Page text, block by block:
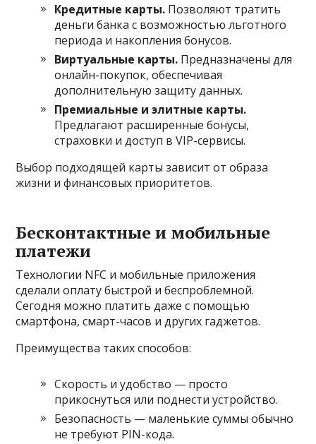
Кредитные карты. Позволяют тратить
деньги банка с возможностью льготного
периода и накопления бонусов.
Виртуальные карты. Предназначены для
онлайн-покупок, обеспечивая
дополнительную защиту данных.
Премиальные и элитные карты.
Предлагают расширенные бонусы,
страховки и доступ в VIP-сервисы.
Выбор подходящей карты зависит от образа
жизни и финансовых приоритетов.
Бесконтактные и мобильные
платежи
Технологии NFC и мобильные приложения
сделали оплату быстрой и беспроблемной.
Сегодня можно платить даже с помощью
смартфона, смарт-часов и других гаджетов.
Преимущества таких способов:
Скорость и удобство — просто
прикоснуться или поднести устройство.
Безопасность — маленькие суммы обычно
не требуют PIN-кода.